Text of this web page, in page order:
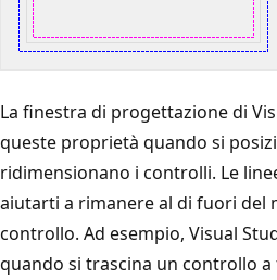
La finestra di progettazione di
queste proprietà quando si
ridimensionano i controlli. Le
aiutarti a rimanere al di fuori del
controllo. Ad esempio, Visual
quando si trascina un controllo